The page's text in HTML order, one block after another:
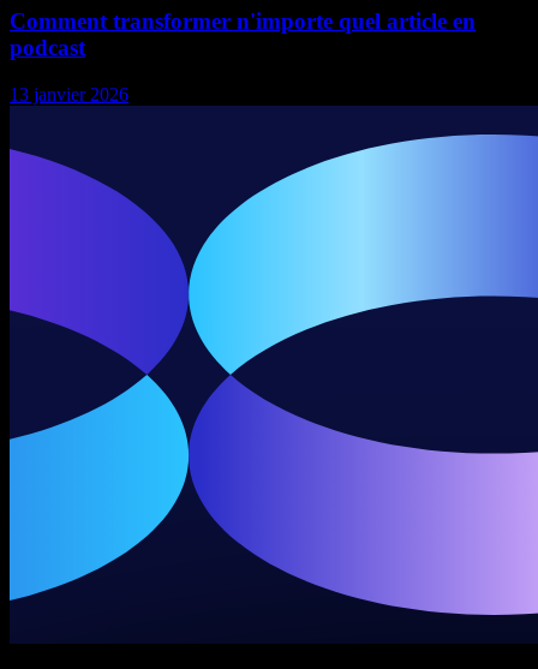
Comment transformer n'importe quel article en
podcast
13 janvier 2026